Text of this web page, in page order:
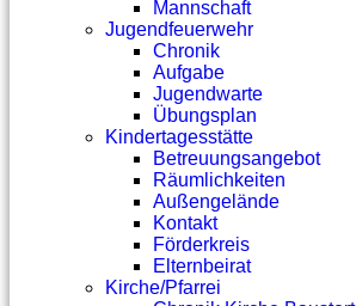
Mannschaft
Jugendfeuerwehr
Chronik
Aufgabe
Jugendwarte
Übungsplan
Kindertagesstätte
Betreuungsangebot
Räumlichkeiten
Außengelände
Kontakt
Förderkreis
Elternbeirat
Kirche/Pfarrei